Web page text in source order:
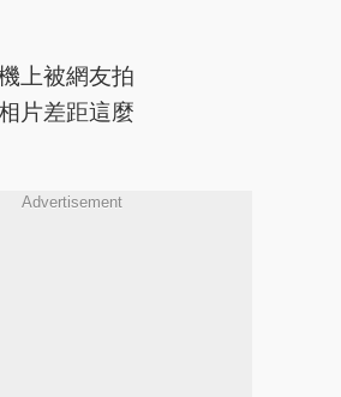
Advertisement